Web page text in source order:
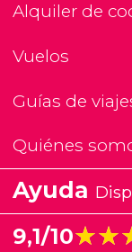
Alquiler de
Vuelos
Guías de
Quiénes
Ayuda
9,1/10